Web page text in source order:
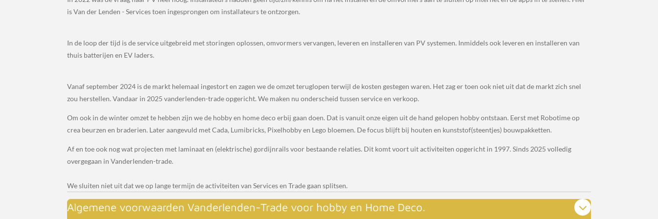
is Van der Lenden - Services toen ingesprongen om installateurs te ontzorgen.
In de loop der tijd is de service uitgebreid met storingen oplossen, omvormers vervangen, leveren en installeren van PV systemen. Inmiddels ook leveren en installeren van
thuis batterijen en EV laders.
Vanaf september 2024 is de markt helemaal ingestort en zagen we de omzet teruglopen terwijl de kosten gestegen waren. Het zag er toen ook niet uit dat de markt zich snel
zou herstellen. Vandaar in 2025 vanderlenden-trade opgericht. We maken nu onderscheid tussen service en verkoop.
Om ook in de winter omzet te hebben zijn we de hobby en home deco erbij gaan doen. Dat is vanuit onze eigen uit de hand gelopen hobby ontstaan. Eerst met Robotime op
crea beurzen en braderien. Later aangevuld met Cada, Lumibricks, Pixelhobby en Lego bloemen. De focus blijft bij houten en kunststof(steentjes) bouwpakketten.
Af en toe ook nog wat projecten met laminaat en (elektrische) gordijnrails voor bestaande relaties. Dit komt voort uit activiteiten opgericht in 1997. Sinds 2025 volledig
overgegaan in Vanderlenden-trade.
We sluiten niet uit dat we op lange termijn de activiteiten van Services en Trade gaan splitsen.
Algemene voorwaarden Vanderlenden-Trade voor hobby en Home Deco.